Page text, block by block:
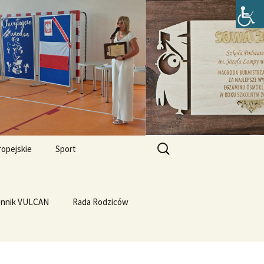
Lompy w
Linux
Sport
WF z Klasą
VULCAN Rada Rodziców
Szukaj: